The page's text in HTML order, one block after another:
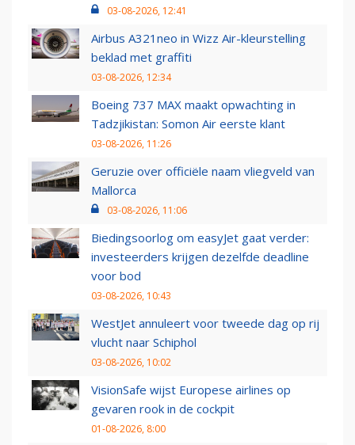
03-08-2026, 12:41
Airbus A321neo in Wizz Air-kleurstelling
beklad met graffiti
03-08-2026, 12:34
Boeing 737 MAX maakt opwachting in
Tadzjikistan: Somon Air eerste klant
03-08-2026, 11:26
Geruzie over officiële naam vliegveld van
Mallorca
03-08-2026, 11:06
Biedingsoorlog om easyJet gaat verder:
investeerders krijgen dezelfde deadline
voor bod
03-08-2026, 10:43
WestJet annuleert voor tweede dag op rij
vlucht naar Schiphol
03-08-2026, 10:02
VisionSafe wijst Europese airlines op
gevaren rook in de cockpit
01-08-2026, 8:00